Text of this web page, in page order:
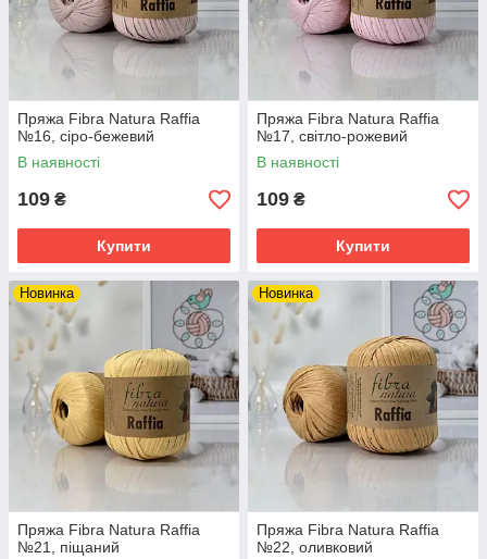
Пряжа Fibra Natura Raffia
№16, сіро-бежевий
В наявності
109 ₴
Купити
Пряжа Fibra Natura Raffia
№17, світло-рожевий
В наявності
109 ₴
Купити
Новинка
Пряжа Fibra Natura Raffia
№21, піщаний
Новинка
Пряжа Fibra Natura Raffia
№22, оливковий